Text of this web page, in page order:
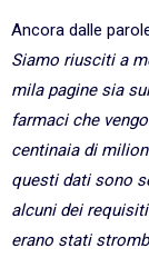
Ancora dalle
Siamo riusciti a
mila pagine sia
farmaci che
centinaia di
questi dati sono
alcuni dei
erano stati